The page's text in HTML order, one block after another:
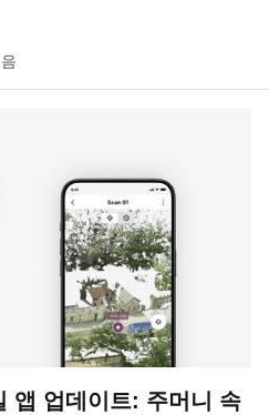
앱 업데이트: 주머니 속